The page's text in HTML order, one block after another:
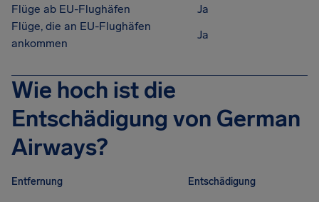
Flüge ab EU-Flughäfen
Ja
Flüge, die an EU-Flughäfen
ankommen
Ja
Wie hoch ist die
Entschädigung von German
Airways?
Entfernung Entschädigung